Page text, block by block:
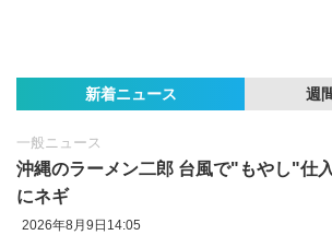
新着ニュース 週
一般ニュース
沖縄のラーメン二郎 台風で"もやし"仕
にネギ
2026年8月9日14:05